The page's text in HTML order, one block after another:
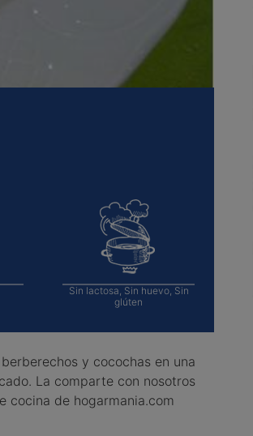
Sin lactosa, Sin huevo, Sin
glúten
y cocochas en una
La comparte con nosotros
cocina de hogarmania.com